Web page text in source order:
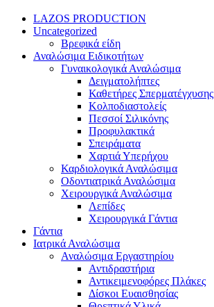
LAZOS PRODUCTION
Uncategorized
Βρεφικά είδη
Αναλώσιμα Ειδικοτήτων
Γυναικολογικά Αναλώσιμα
Δειγματολήπτες
Καθετήρες Σπερματέγχυσης
Κολποδιαστολείς
Πεσσοί Σιλικόνης
Προφυλακτικά
Σπειράματα
Χαρτιά Υπερήχου
Καρδιολογικά Αναλώσιμα
Οδοντιατρικά Αναλώσιμα
Χειρουργικά Αναλώσιμα
Λεπίδες
Χειρουργικά Γάντια
Γάντια
Ιατρικά Αναλώσιμα
Αναλώσιμα Εργαστηρίου
Αντιδραστήρια
Αντικειμενοφόρες Πλάκες
Δίσκοι Ευαισθησίας